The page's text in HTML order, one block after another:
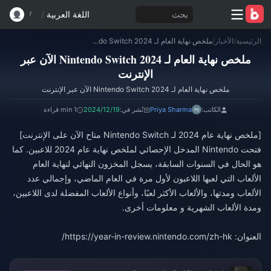
بحث اللغة العربية /
الرئيسية/الأخبار / ملخص نهاية العام لـ Nintendo Switch 2024 الآن عبر الإنترنت
ملخص نهاية العام لـ Nintendo Switch 2024 الآن عبر
الإنترنت
ملخص نهاية العام لـ Nintendo Switch 2024 الآن عبر الإنترنت
الكاتب: Priya Sharma نُشر في:2024/12/19 1 min قراءة
[ملخص نهاية عام 2024 لـ Nintendo Switch متاح الآن على الإنترنت]
فتحت Nintendo المدخل الإحصائي لملخص نهاية عام 2024 للاعبين. كما
هو الحال في السنوات السابقة، يسجل المخزون النهائي لنهاية العام
الألعاب التي لعبها اللاعبون لأول مرة في العام الماضي، وإجمالي عدد
الألعاب ومدتها، والألعاب الأكثر لعبًا، وأنواع الألعاب المفضلة لدى اللاعبين،
العنوان: https://year-in-review.nintendo.com/zh-hk/